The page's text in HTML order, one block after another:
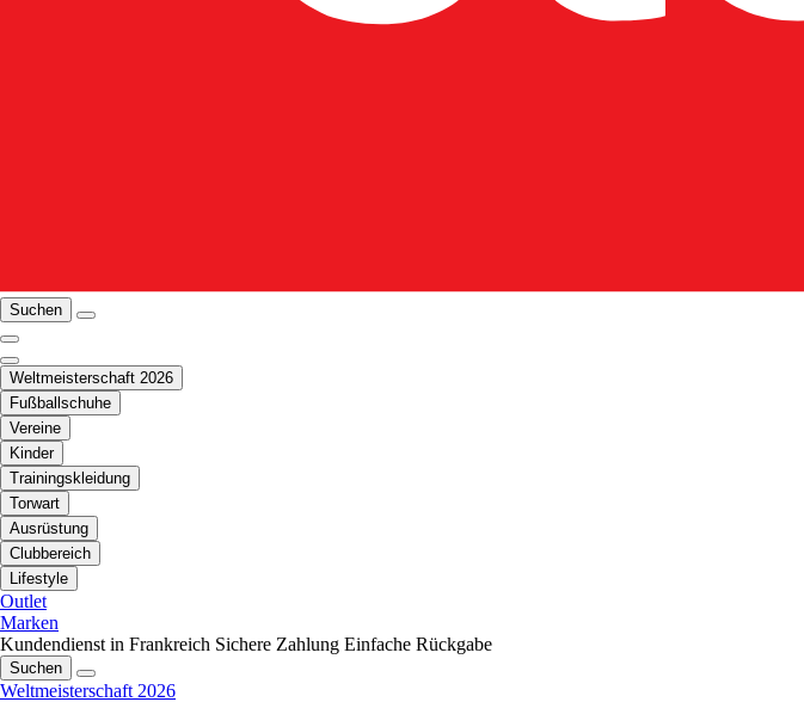
Suchen
Weltmeisterschaft 2026
Fußballschuhe
Vereine
Kinder
Trainingskleidung
Torwart
Ausrüstung
Clubbereich
Lifestyle
Outlet
Marken
Kundendienst in Frankreich Sichere Zahlung Einfache Rückgabe
Suchen
Weltmeisterschaft 2026